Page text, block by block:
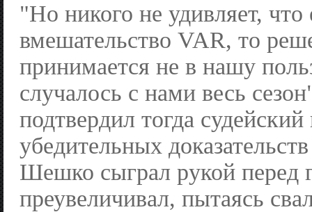
"Но никого не удивляет, что
вмешательство VAR, то
принимается не в нашу
случалось с нами весь
подтвердил тогда
убедительных
Шешко сыграл рукой перед
преувеличивал, пытаясь